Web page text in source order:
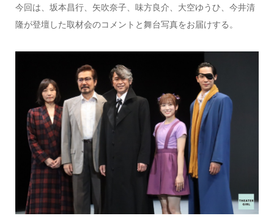
今回は、坂本昌行、矢吹奈子、味方良介、大空ゆうひ、今井清
隆が登壇した取材会のコメントと舞台写真をお届けする。